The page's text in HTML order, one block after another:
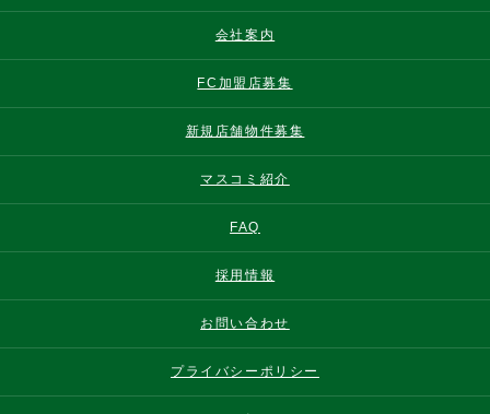
会社案内
FC加盟店募集
新規店舗物件募集
マスコミ紹介
FAQ
採用情報
お問い合わせ
プライバシーポリシー